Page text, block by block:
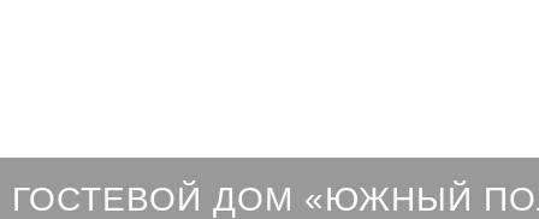
ГОСТЕВОЙ ДОМ «ЮЖНЫЙ